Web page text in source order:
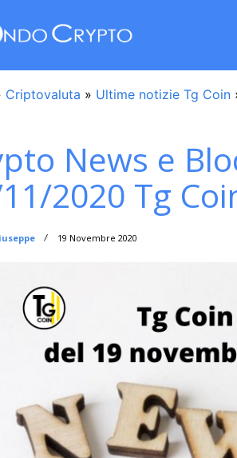
Criptovaluta » Ultime notizie Tg Coin
News e
2020 Tg
19 Novembre 2020